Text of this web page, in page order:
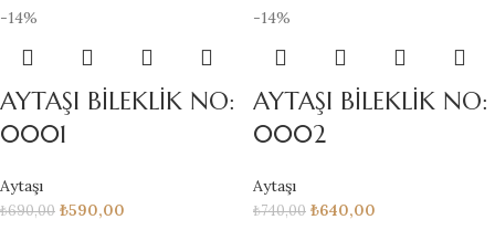
-14%
AYTAŞI BİLEKLİK NO:
0001
Aytaşı
₺690,00 ₺590,00
-14%
AYTAŞI BİLEKLİK NO:
0002
Aytaşı
₺740,00 ₺640,00